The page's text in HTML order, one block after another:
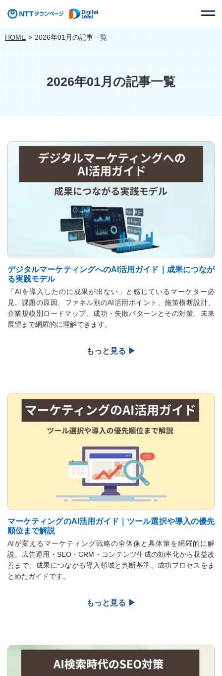
HOME 2026年01月の記事一覧
2026年01月の記事一覧
デジタルマーケティングへのAI活用ガイド｜成果につなが
る実践モデル
「AIを導入したのに成果が出ない」と感じているマーケター必
見。課題の原因、ファネル別のAI活用ポイント、施策横断設計、
企業規模別ロードマップ、成功・失敗パターンとその対策、未来
展望まで網羅的に理解できます。
マーケティングのAI活用ガイド｜ツール選択や導入の優先
順位まで解説
AIが変えるマーケティング戦略の全体像と具体策を網羅的に解
説。広告運用・SEO・CRM・コンテンツ生成の効率化から収益改
善まで、成果につながる導入領域と判断基準、成功プロセスをま
とめたガイドです。